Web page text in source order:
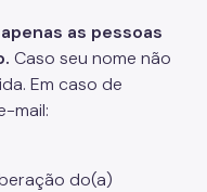
as pessoas
Caso seu nome não
Em caso de
mail:
do(a)